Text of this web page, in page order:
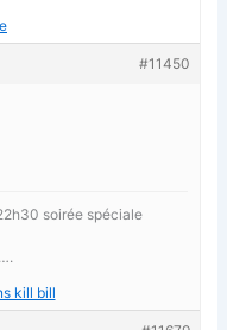
#11450
soirée spéciale
….